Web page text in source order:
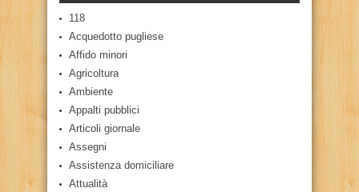
118
Acquedotto pugliese
Affido minori
Agricoltura
Ambiente
Appalti pubblici
Articoli giornale
Assegni
Assistenza domiciliare
Attualità